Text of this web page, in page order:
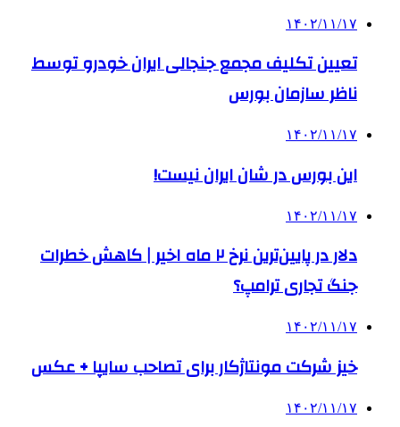
۱۴۰۲/۱۱/۱۷
تعیین تکلیف مجمع جنجالی ایران خودرو توسط
ناظر سازمان بورس
۱۴۰۲/۱۱/۱۷
این بورس در شان ایران نیست!
۱۴۰۲/۱۱/۱۷
دلار در پایین‌ترین نرخ ۲ ماه اخیر | کاهش خطرات
جنگ تجاری ترامپ؟
۱۴۰۲/۱۱/۱۷
خیز شرکت مونتاژکار برای تصاحب سایپا + عکس
۱۴۰۲/۱۱/۱۷